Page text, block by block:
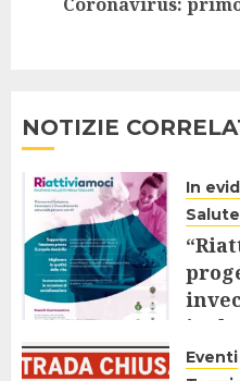
NOTIZIE
In
Salute
9
Eventi